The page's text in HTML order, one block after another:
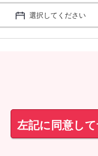
選択してください
左記に同意し